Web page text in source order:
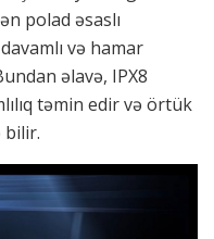
polad əsaslı
və hamar
əlavə, IPX8
təmin edir və örtük
bilir.